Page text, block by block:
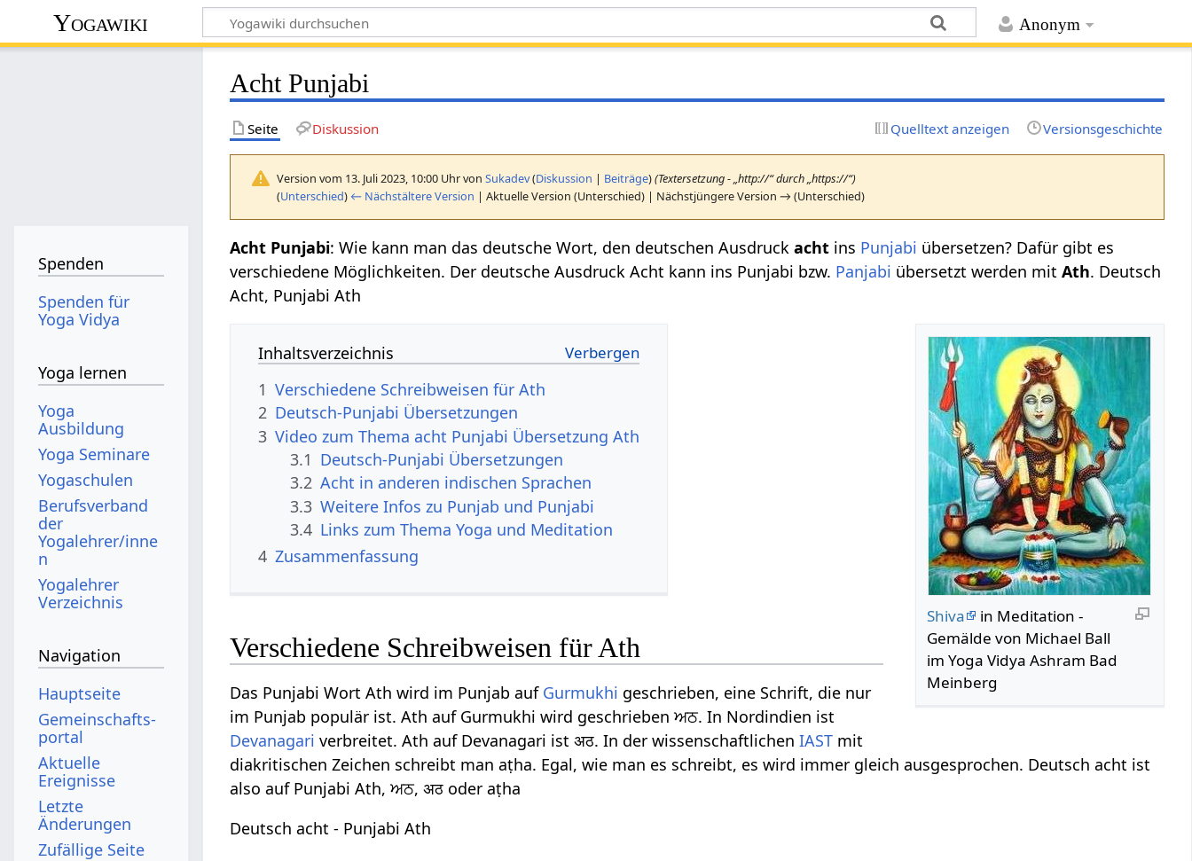
Anonym
Yogawiki
Acht Punjabi
Seite Diskussion Quelltext anzeigen Versionsgeschichte
Version vom 13. Juli 2023, 10:00 Uhr vonSukadev(Diskussion | Beiträge)(Textersetzung - „http://“ durch „https://“)
(Unterschied) ← Nächstältere Version | Aktuelle Version (Unterschied) | Nächstjüngere Version → (Unterschied)
Acht Punjabi: Wie kann man das deutsche Wort, den deutschen Ausdruckacht ins Punjabi übersetzen? Dafür gibt es
verschiedene Möglichkeiten. Der deutsche Ausdruck Acht kann ins Punjabi bzw. Panjabi übersetzt werden mitAth. Deutsch
Acht, Punjabi Ath
Shiva
in Meditation -
Gemälde von Michael Ball
im Yoga Vidya Ashram Bad
Meinberg
Inhaltsverzeichnis
1 Verschiedene Schreibweisen für Ath
2 Deutsch-Punjabi Übersetzungen
3 Video zum Thema acht Punjabi Übersetzung Ath
3.1 Deutsch-Punjabi Übersetzungen
3.2 Acht in anderen indischen Sprachen
3.3 Weitere Infos zu Punjab und Punjabi
3.4 Links zum Thema Yoga und Meditation
4 Zusammenfassung
Verschiedene Schreibweisen für Ath
Das Punjabi Wort Ath wird im Punjab auf Gurmukhi geschrieben, eine Schrift, die nur
im Punjab populär ist. Ath auf Gurmukhi wird geschrieben ਅਠ. In Nordindien ist
Devanagari verbreitet. Ath auf Devanagari ist अठ. In der wissenschaftlichenIAST mit
diakritischen Zeichen schreibt man aṭha. Egal, wie man es schreibt, es wird immer gleich ausgesprochen. Deutsch acht ist
also auf Punjabi Ath, ਅਠ, अठ oder aṭha
Deutsch acht - Punjabi Ath
Spenden
Spenden für
Yoga Vidya
Yoga lernen
Yoga
Ausbildung
Yoga Seminare
Yogaschulen
Berufsverband
der
Yogalehrer/inne
n
Yogalehrer
Verzeichnis
Navigation
Hauptseite
Gemeinschafts­
portal
Aktuelle
Ereignisse
Letzte
Änderungen
Zufällige Seite